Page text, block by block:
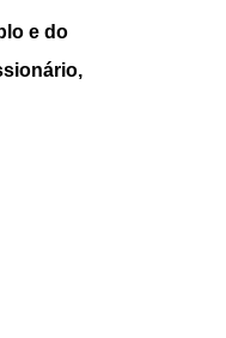
e do